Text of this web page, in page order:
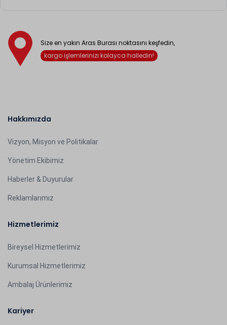
Size en yakın Aras Burası noktasını keşfedin,
kargo işlemlerinizi kolayca halledin!
Hakkımızda
Vizyon, Misyon ve Politikalar
Yönetim Ekibimiz
Haberler & Duyurular
Reklamlarımız
Hizmetlerimiz
Bireysel Hizmetlerimiz
Kurumsal Hizmetlerimiz
Ambalaj Ürünlerimiz
Kariyer